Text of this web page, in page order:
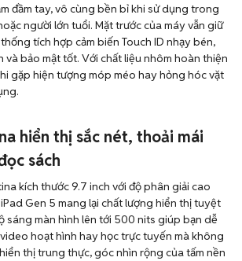
đầm tay, vô cùng bền bỉ khi sử dụng trong
người lớn tuổi. Mặt trước của máy vẫn giữ
tích hợp cảm biến Touch ID nhạy bén,
và bảo mật tốt. Với chất liệu nhôm hoàn thiện
gặp hiện tượng móp méo hay hỏng hóc vặt
hiển thị sắc nét, thoải mái
sách
kích thước 9.7 inch với độ phân giải cao
Gen 5 mang lại chất lượng hiển thị tuyệt
sáng màn hình lên tới 500 nits giúp bạn dễ
hoạt hình hay học trực tuyến mà không
thị trung thực, góc nhìn rộng của tấm nền